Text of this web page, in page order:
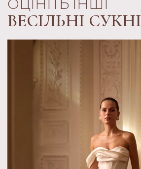
ОЦІНІТЬ ІНШІ
ВЕСІЛЬНІ СУКНІ